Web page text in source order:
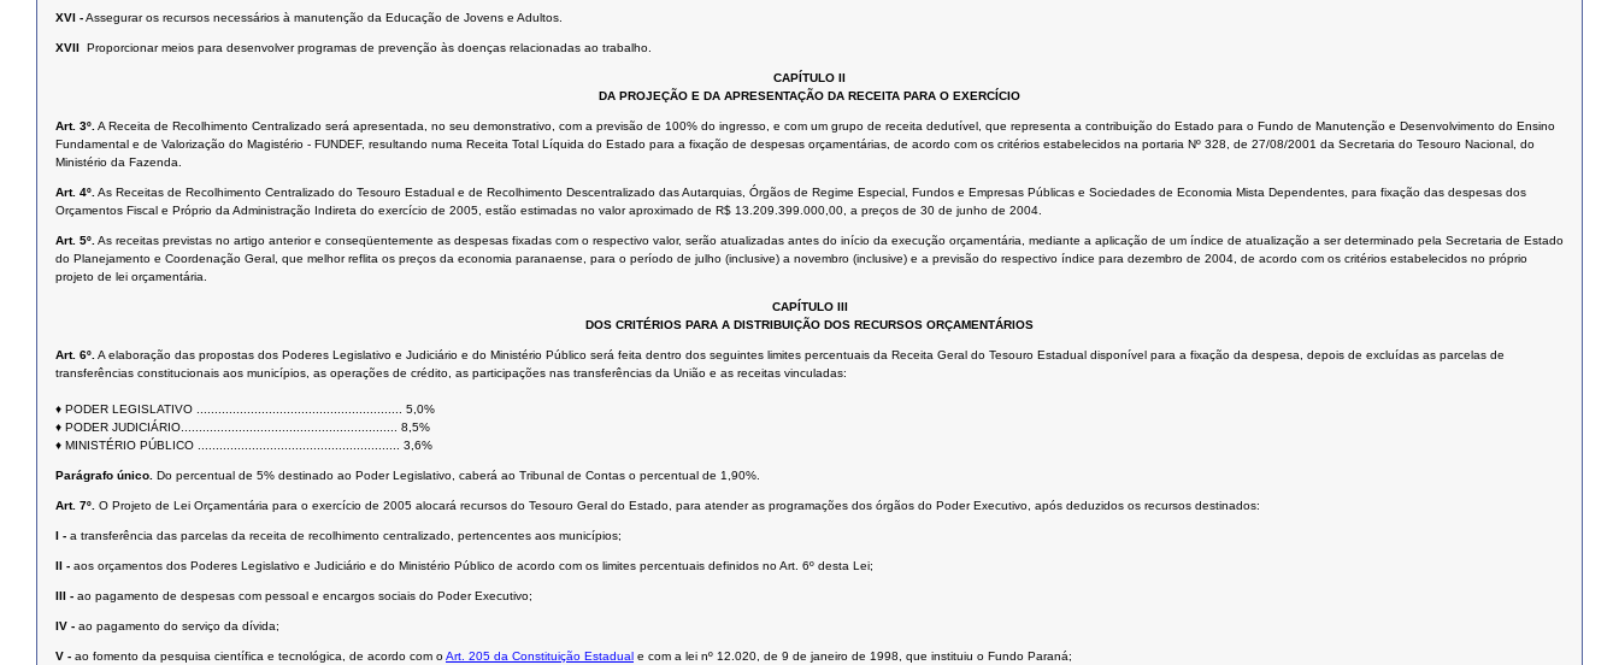
XVI -Assegurar os recursos necessários à manutenção da Educação de Jovens e Adultos.
XVII  Proporcionar meios para desenvolver programas de prevenção às doenças relacionadas ao trabalho.
CAPÍTULO II
DA PROJEÇÃO E DA APRESENTAÇÃO DA RECEITA PARA O EXERCÍCIO
Art. 3º.A Receita de Recolhimento Centralizado será apresentada, no seu demonstrativo, com a previsão de 100% do ingresso, e com um grupo de receita dedutível, que representa a contribuição do Estado para o Fundo de Manutenção e Desenvolvimento do Ensino
Fundamental e de Valorização do Magistério - FUNDEF, resultando numa Receita Total Líquida do Estado para a fixação de despesas orçamentárias, de acordo com os critérios estabelecidos na portaria Nº 328, de 27/08/2001 da Secretaria do Tesouro Nacional, do
Ministério da Fazenda.
Art. 4º.As Receitas de Recolhimento Centralizado do Tesouro Estadual e de Recolhimento Descentralizado das Autarquias, Órgãos de Regime Especial, Fundos e Empresas Públicas e Sociedades de Economia Mista Dependentes, para fixação das despesas dos
Orçamentos Fiscal e Próprio da Administração Indireta do exercício de 2005, estão estimadas no valor aproximado de R$ 13.209.399.000,00, a preços de 30 de junho de 2004.
Art. 5º.As receitas previstas no artigo anterior e conseqüentemente as despesas fixadas com o respectivo valor, serão atualizadas antes do início da execução orçamentária, mediante a aplicação de um índice de atualização a ser determinado pela Secretaria de Estado
do Planejamento e Coordenação Geral, que melhor reflita os preços da economia paranaense, para o período de julho (inclusive) a novembro (inclusive) e a previsão do respectivo índice para dezembro de 2004, de acordo com os critérios estabelecidos no próprio
projeto de lei orçamentária.
CAPÍTULO III
DOS CRITÉRIOS PARA A DISTRIBUIÇÃO DOS RECURSOS ORÇAMENTÁRIOS
Art. 6º.A elaboração das propostas dos Poderes Legislativo e Judiciário e do Ministério Público será feita dentro dos seguintes limites percentuais da Receita Geral do Tesouro Estadual disponível para a fixação da despesa, depois de excluídas as parcelas de
transferências constitucionais aos municípios, as operações de crédito, as participações nas transferências da União e as receitas vinculadas:
♦ PODER LEGISLATIVO ......................................................... 5,0%
♦ PODER JUDICIÁRIO............................................................ 8,5%
♦ MINISTÉRIO PÚBLICO ........................................................ 3,6%
Parágrafo único. Do percentual de 5% destinado ao Poder Legislativo, caberá ao Tribunal de Contas o percentual de 1,90%.
Art. 7º. O Projeto de Lei Orçamentária para o exercício de 2005 alocará recursos do Tesouro Geral do Estado, para atender as programações dos órgãos do Poder Executivo, após deduzidos os recursos destinados:
I - a transferência das parcelas da receita de recolhimento centralizado, pertencentes aos municípios;
II - aos orçamentos dos Poderes Legislativo e Judiciário e do Ministério Público de acordo com os limites percentuais definidos no Art. 6º desta Lei;
III - ao pagamento de despesas com pessoal e encargos sociais do Poder Executivo;
IV - ao pagamento do serviço da dívida;
V - ao fomento da pesquisa científica e tecnológica, de acordo com oArt. 205 da Constituição Estadual e com a lei nº 12.020, de 9 de janeiro de 1998, que instituiu o Fundo Paraná;